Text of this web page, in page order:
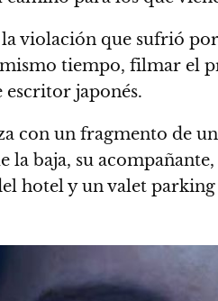
violación que sufrió
tiempo, filmar el
japonés.
con un fragmento de
la baja, su
hotel y un valet